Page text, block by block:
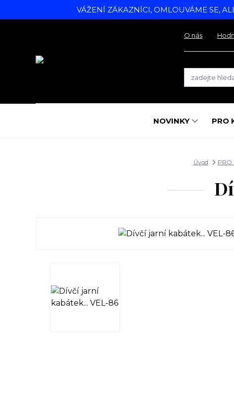
VÁŽENÍ ZÁKAZNÍCI, OMLOUVÁME SE,
O nás
NOVINKY PRO
Úvod PRO